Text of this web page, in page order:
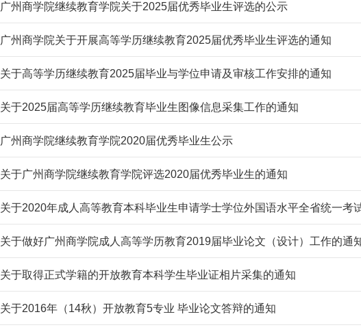
广州商学院继续教育学院关于2025届优秀毕业生评选的公示
广州商学院关于开展高等学历继续教育2025届优秀毕业生评选的通知
关于高等学历继续教育2025届毕业与学位申请及审核工作安排的通知
关于2025届高等学历继续教育毕业生图像信息采集工作的通知
广州商学院继续教育学院2020届优秀毕业生公示
关于广州商学院继续教育学院评选2020届优秀毕业生的通知
关于2020年成人高等教育本科毕业生申请学士学位外国语水平全省统一考
关于做好广州商学院成人高等学历教育2019届毕业论文（设计）工作的通
关于取得正式学籍的开放教育本科学生毕业证相片采集的通知
关于2016年（14秋）开放教育5专业 毕业论文答辩的通知